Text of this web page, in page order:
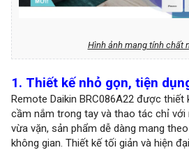
Hình ảnh mang tính chất
1. Thiết kế nhỏ gọn, tiện
Remote Daikin BRC086A22 được thiết
cầm nắm trong tay và thao tác chỉ
vừa vặn, sản phẩm dễ dàng mang
không gian. Thiết kế tối giản và hiện